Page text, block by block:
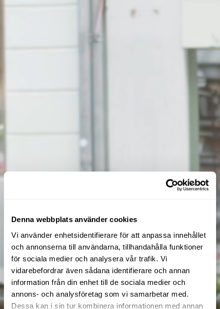
Denna webbplats använder cookies
Vi använder enhetsidentifierare för att anpassa innehållet
och annonserna till användarna, tillhandahålla funktioner
för sociala medier och analysera vår trafik. Vi
vidarebefordrar även sådana identifierare och annan
information från din enhet till de sociala medier och
annons- och analysföretag som vi samarbetar med.
Dessa kan i sin tur kombinera informationen med annan